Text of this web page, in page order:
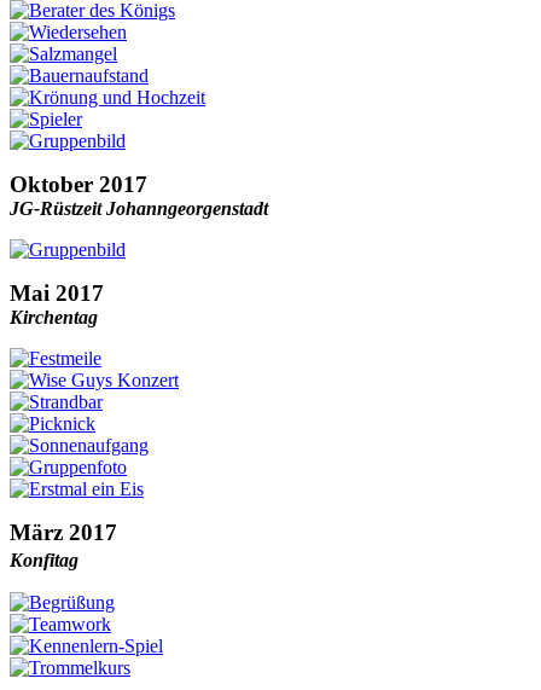
Oktober 2017
JG-Rüstzeit Johanngeorgenstadt
Mai 2017
Kirchentag
März 2017
Konfitag